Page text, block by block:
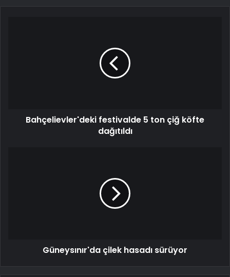
Bahçelievler'deki festivalde 5 ton çiğ köfte
dağıtıldı
Güneysınır'da çilek hasadı sürüyor